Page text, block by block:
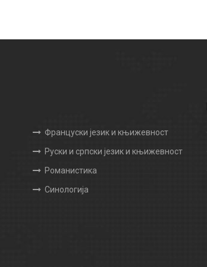
Француски језик и књижевност
Руски и српски језик и књижевност
Романистика
Синологија